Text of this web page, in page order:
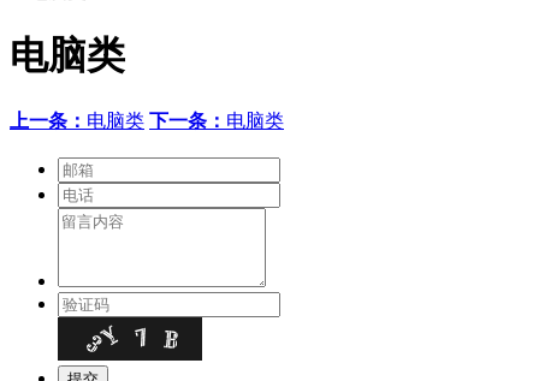
电脑类
上一条： 电脑类 下一条： 电脑类